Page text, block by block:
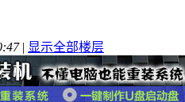
| 显示全部楼层